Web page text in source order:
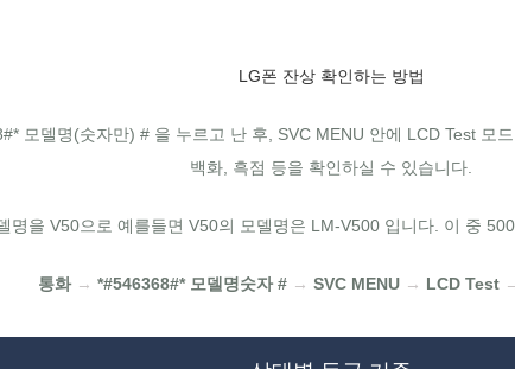
LG폰 잔상 확인하는 방법
모델명(숫자만) # 을 누르고 난 후, SVC MENU 안에 LCD Test 모
백화, 흑점 등을 확인하실 수 있습니다.
명을 V50으로 예를들면 V50의 모델명은 LM-V500 입니다. 이 중
통화 → *#546368#* 모델명숫자 # → SVC MENU → LCD Test